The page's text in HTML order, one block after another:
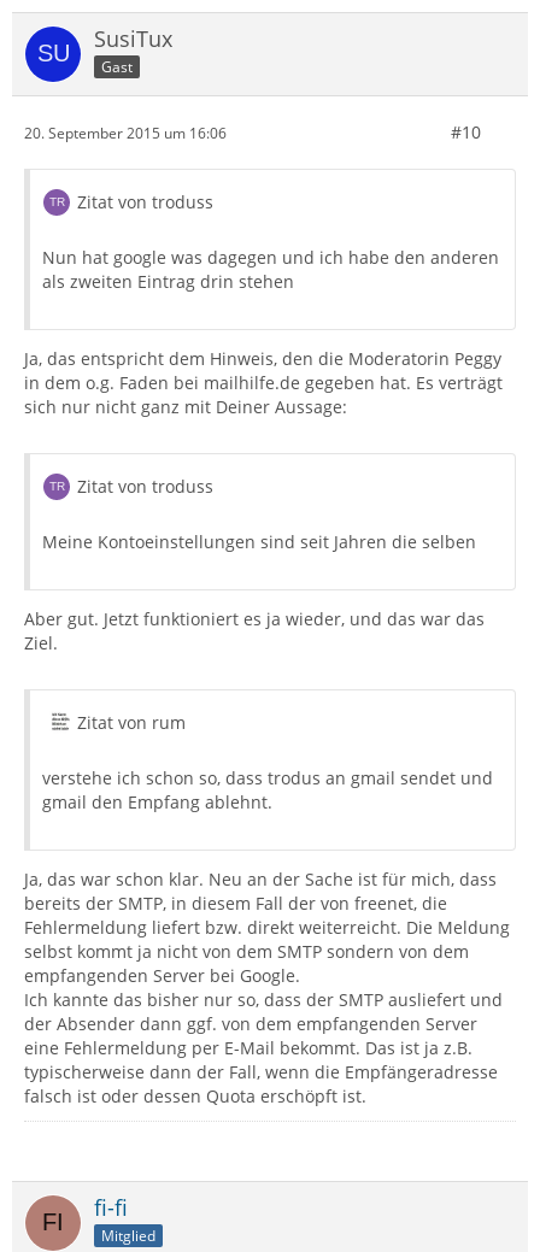
SusiTux
Gast
20. September 2015 um 16:06 #10
Zitat von troduss
Nun hat google was dagegen und ich habe den anderen
als zweiten Eintrag drin stehen
Ja, das entspricht dem Hinweis, den die Moderatorin Peggy
in dem o.g. Faden bei mailhilfe.de gegeben hat. Es verträgt
sich nur nicht ganz mit Deiner Aussage:
Zitat von troduss
Meine Kontoeinstellungen sind seit Jahren die selben
Aber gut. Jetzt funktioniert es ja wieder, und das war das
Ziel.
Zitat von rum
verstehe ich schon so, dass trodus an gmail sendet und
gmail den Empfang ablehnt.
Ja, das war schon klar. Neu an der Sache ist für mich, dass
bereits der SMTP, in diesem Fall der von freenet, die
Fehlermeldung liefert bzw. direkt weiterreicht. Die Meldung
selbst kommt ja nicht von dem SMTP sondern von dem
empfangenden Server bei Google.
Ich kannte das bisher nur so, dass der SMTP ausliefert und
der Absender dann ggf. von dem empfangenden Server
eine Fehlermeldung per E-Mail bekommt. Das ist ja z.B.
typischerweise dann der Fall, wenn die Empfängeradresse
falsch ist oder dessen Quota erschöpft ist.
fi-fi
Mitglied